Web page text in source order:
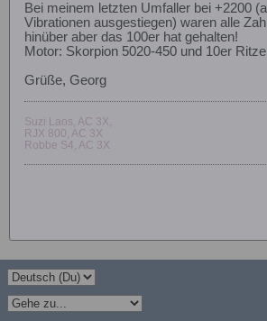
Bei meinem letzten Umfaller bei +2200
Vibrationen ausgestiegen) waren alle
hinüber aber das 100er hat gehalten!
Motor: Skorpion 5020-450 und 10er
Grüße, Georg
Suzi Laos, AC 3X,
RJX 800, AC 3X
Robbe S4, AC 3X